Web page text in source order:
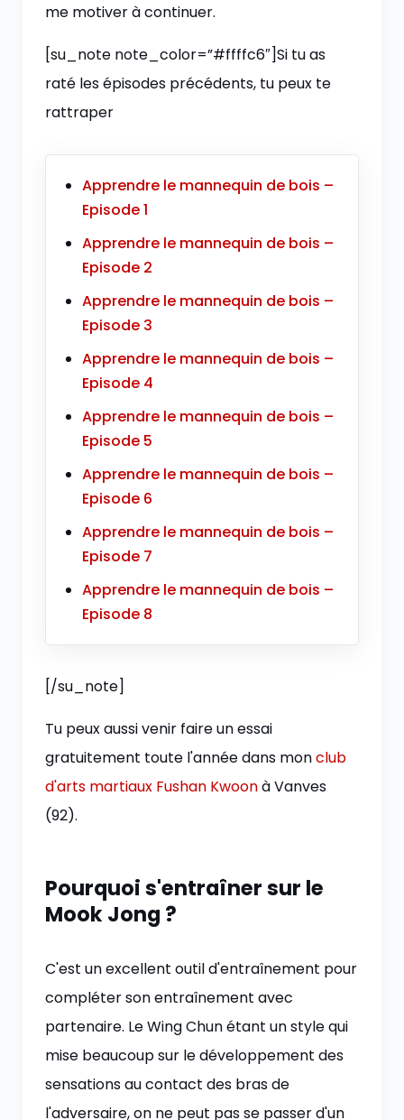
me motiver à continuer.
[su_note note_color=”#ffffc6″]Si tu as
raté les épisodes précédents, tu peux te
rattraper
Apprendre le mannequin de bois –
Episode 1
Apprendre le mannequin de bois –
Episode 2
Apprendre le mannequin de bois –
Episode 3
Apprendre le mannequin de bois –
Episode 4
Apprendre le mannequin de bois –
Episode 5
Apprendre le mannequin de bois –
Episode 6
Apprendre le mannequin de bois –
Episode 7
Apprendre le mannequin de bois –
Episode 8
[/su_note]
Tu peux aussi venir faire un essai
gratuitement toute l'année dans monclub
d'arts martiaux Fushan Kwoonà Vanves
(92).
Pourquoi s'entraîner sur le
Mook Jong ?
C'est un excellent outil d'entraînement pour
compléter son entraînement avec
partenaire. Le Wing Chun étant un style qui
mise beaucoup sur le développement des
sensations au contact des bras de
l'adversaire, on ne peut pas se passer d'un